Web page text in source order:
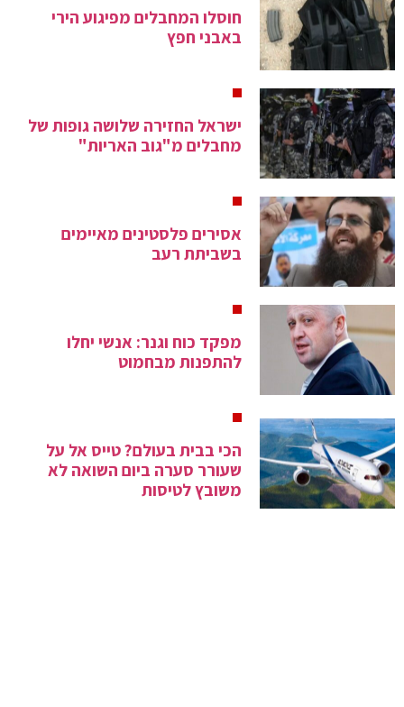
חוסלו המחבלים מפיגוע הירי
באבני חפץ
ישראל החזירה שלושה גופות של
מחבלים מ"גוב האריות"
אסירים פלסטינים מאיימים
בשביתת רעב
מפקד כוח וגנר: אנשי יחלו
להתפנות מבחמוט
הכי בבית בעולם? טייס אל על
שעורר סערה ביום השואה לא
משובץ לטיסות